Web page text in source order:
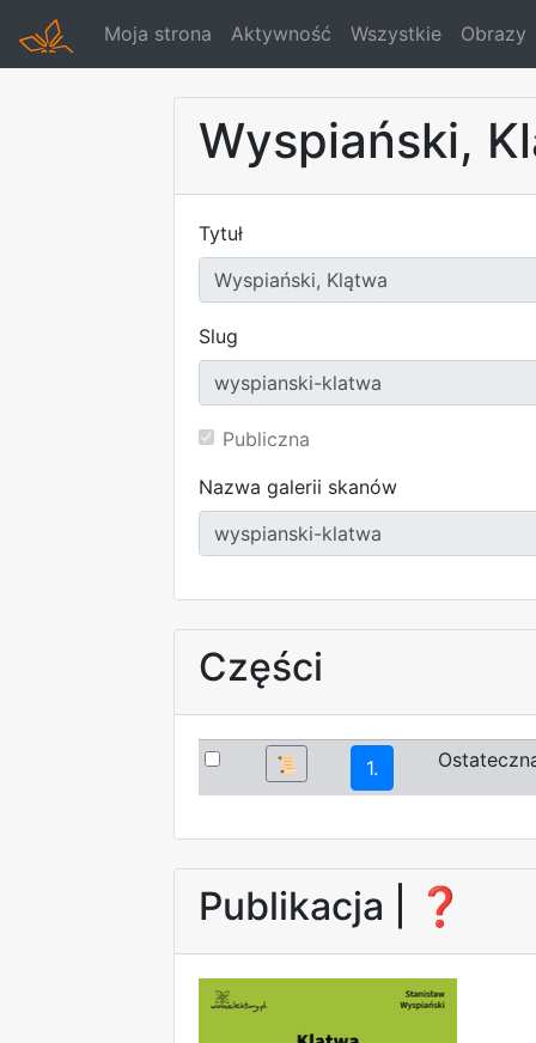
Moja strona Aktywność Wszystkie Obrazy
Wyspiański,
Tytuł
Slug
Publiczna
Nazwa galerii skanów
Części
📜 1.
Publikacja | ❓